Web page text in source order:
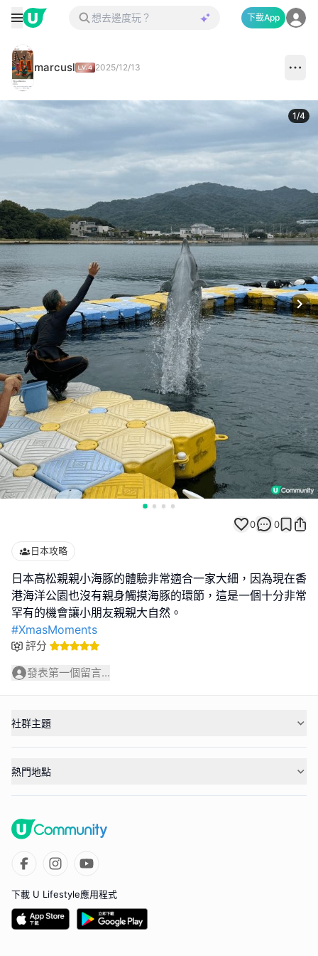
下載App
marcusl 2025/12/13
1/4
0 0
日本攻略
日本高松親親小海豚的體驗非常適合一家大細，因為現在香
港海洋公園也沒有親身觸摸海豚的環節，這是一個十分非常
#XmasMoments
評分
發表第一個留言...
社群主題
熱門地點
下載 U Lifestyle應用程式